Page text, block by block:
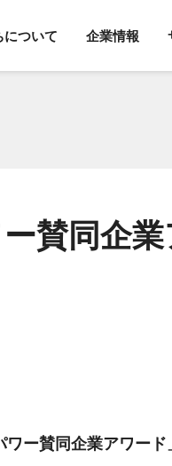
について 企業情報
賛同企
ワー賛同企業アワー